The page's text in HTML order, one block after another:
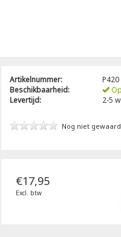
Artikelnummer:
P420
Beschikbaarheid:
Levertijd:
2-5
Nog niet
€17,95
Excl. btw